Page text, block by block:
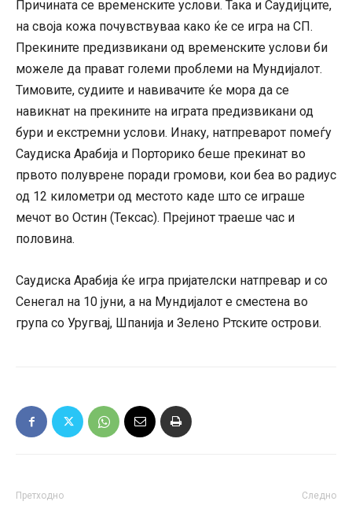
Причината се временските услови. Така и Саудијците,
на своја кожа почувствуваа како ќе се игра на СП.
Прекините предизвикани од временските услови би
можеле да прават големи проблеми на Мундијалот.
Тимовите, судиите и навивачите ќе мора да се
навикнат на прекините на играта предизвикани од
бури и екстремни услови. Инаку, натпреварот помеѓу
Саудиска Арабија и Порторико беше прекинат во
првото полуврене поради громови, кои беа во радиус
од 12 километри од местото каде што се играше
мечот во Остин (Тексас). Прејинот траеше час и
половина.
Саудиска Арабија ќе игра пријателски натпревар и со
Сенегал на 10 јуни, а на Мундијалот е сместена во
група со Уругвај, Шпанија и Зелено Ртските острови.
Претходно Следно